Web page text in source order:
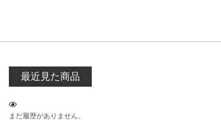
最近見た商品
まだ履歴がありません。